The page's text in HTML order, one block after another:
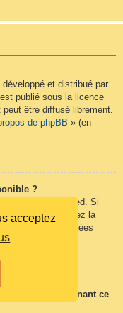
acceptez
et distribué par
publié sous la licence
être diffusé librement.
de phpBB » (en
?
par phpBB Limited. Si
ajoutée, visitez la
voter pour des idées
légales concernant ce